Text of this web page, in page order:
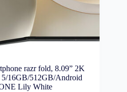
razr fold, 8.09” 2K
5/16GB/512GB/Android
Lily White